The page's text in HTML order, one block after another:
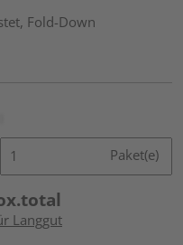
Fold-Down
Paket(e)
Langgut